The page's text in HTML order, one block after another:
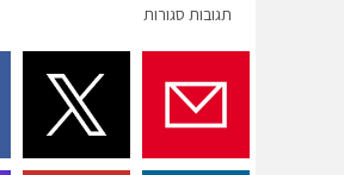
תגובות סגורות